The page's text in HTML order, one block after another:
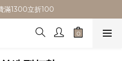
滿1300立折100
滿1300立折100
首購/超取免運